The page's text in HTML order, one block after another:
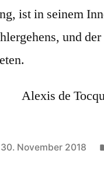
ist in seinem
und
Alexis de
30. November 2018